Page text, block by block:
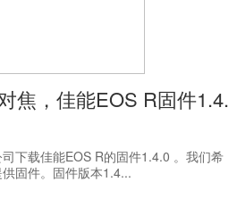
焦，佳能EOS R固件1.4.
下载佳能EOS R的固件1.4.0 。我们希
固件。固件版本1.4...